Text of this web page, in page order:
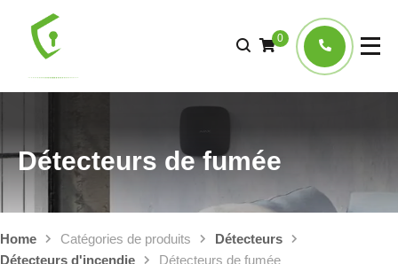
0
Détecteurs de fumée
Home Catégories de produits
Détecteurs
Détecteurs d'incendie
Détecteurs de fumée